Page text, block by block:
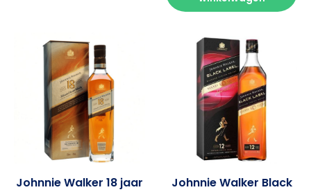
Johnnie Walker 18 jaar
Johnnie Walker Black